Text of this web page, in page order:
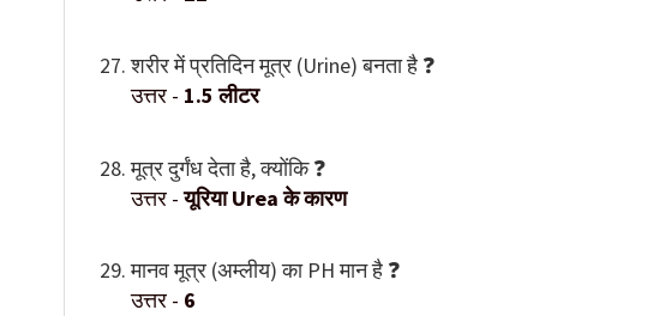
शरीर में प्रतिदिन मूत्र (Urine) बनता है ❓
उत्तर - 1.5 लीटर
मूत्र दुर्गंध देता है, क्योंकि ❓
उत्तर -यूरिया Urea के कारण
मानव मूत्र (अम्लीय) का PH मान है ❓
उत्तर - 6